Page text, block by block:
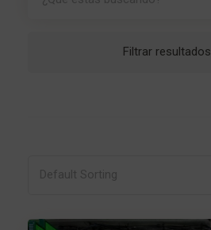
Filtrar resultados
Default Sorting